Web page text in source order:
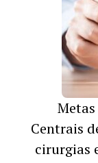
Centrais
cirurgias